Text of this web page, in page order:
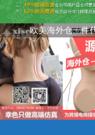
欧美海外仓一件